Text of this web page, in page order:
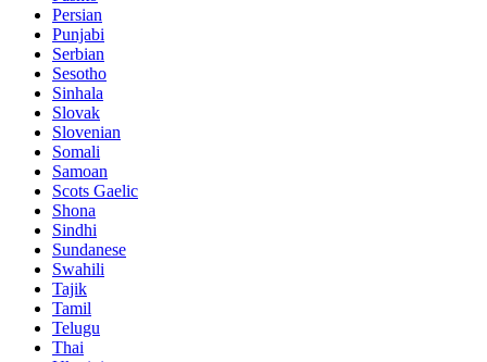
Persian
Punjabi
Serbian
Sesotho
Sinhala
Slovak
Slovenian
Somali
Samoan
Scots Gaelic
Shona
Sindhi
Sundanese
Swahili
Tajik
Tamil
Telugu
Thai